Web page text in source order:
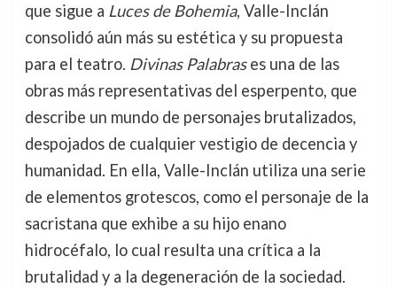
que sigue a Luces de Bohemia, Valle-Inclán
consolidó aún más su estética y su propuesta
para el teatro. Divinas Palabrases una de las
obras más representativas del esperpento, que
describe un mundo de personajes brutalizados,
despojados de cualquier vestigio de decencia y
humanidad. En ella, Valle-Inclán utiliza una serie
de elementos grotescos, como el personaje de la
sacristana que exhibe a su hijo enano
hidrocéfalo, lo cual resulta una crítica a la
brutalidad y a la degeneración de la sociedad.